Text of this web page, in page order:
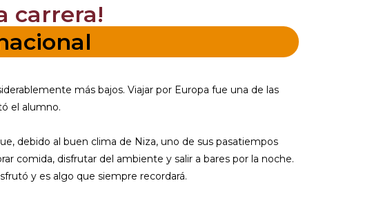
carrera!
más bajos. Viajar por Europa fue una de las
el alumno.
debido al buen clima de Niza, uno de sus pasatiempos
comida, disfrutar del ambiente y salir a bares por la noche.
y es algo que siempre recordará.